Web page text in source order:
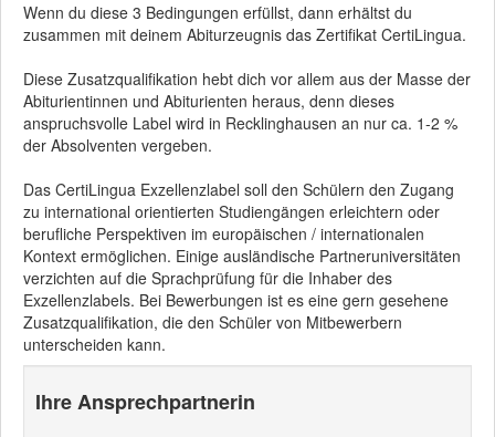
Wenn du diese 3 Bedingungen erfüllst, dann erhältst du
zusammen mit deinem Abiturzeugnis das Zertifikat CertiLingua.
Diese Zusatzqualifikation hebt dich vor allem aus der Masse der
Abiturientinnen und Abiturienten heraus, denn dieses
anspruchsvolle Label wird in Recklinghausen an nur ca. 1-2 %
der Absolventen vergeben.
Das CertiLingua Exzellenzlabel soll den Schülern den Zugang
zu international orientierten Studiengängen erleichtern oder
berufliche Perspektiven im europäischen / internationalen
Kontext ermöglichen. Einige ausländische Partneruniversitäten
verzichten auf die Sprachprüfung für die Inhaber des
Exzellenzlabels. Bei Bewerbungen ist es eine gern gesehene
Zusatzqualifikation, die den Schüler von Mitbewerbern
unterscheiden kann.
Ihre Ansprechpartnerin